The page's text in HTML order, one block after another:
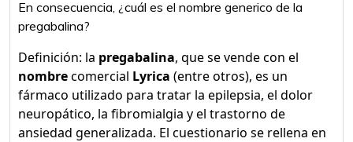
En consecuencia, ¿cuál es el nombre generico de la
pregabalina?
Definición: la pregabalina, que se vende con el
nombrecomercial Lyrica (entre otros), es un
fármaco utilizado para tratar la epilepsia, el dolor
neuropático, la fibromialgia y el trastorno de
ansiedad generalizada. El cuestionario se rellena en